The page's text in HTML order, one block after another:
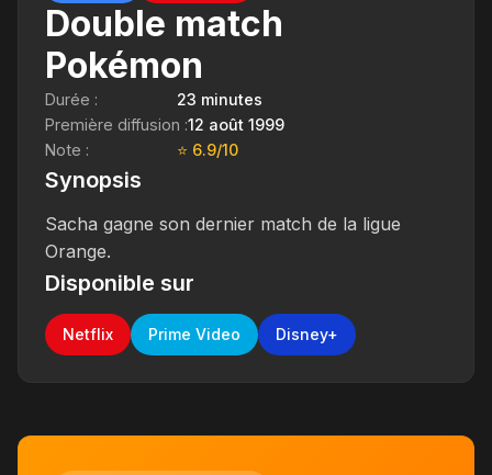
Double match
Pokémon
Durée :
23 minutes
Première diffusion :12 août 1999
Note :
⭐ 6.9/10
Synopsis
Sacha gagne son dernier match de la ligue
Orange.
Disponible sur
Netflix Prime Video Disney+